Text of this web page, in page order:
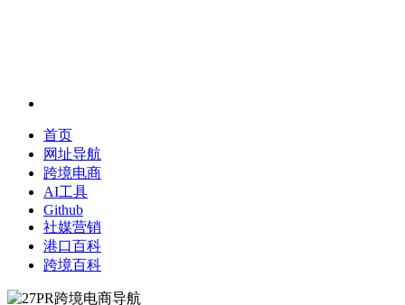
首页
网址导航
跨境电商
AI工具
Github
社媒营销
港口百科
跨境百科